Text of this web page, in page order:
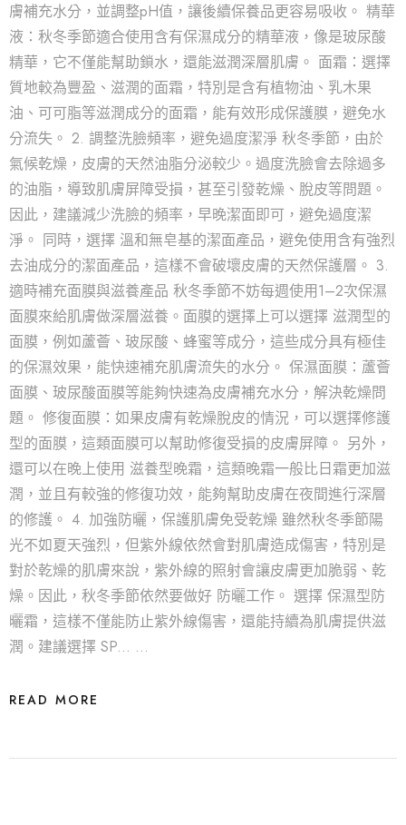
膚補充水分，並調整pH值，讓後續保養品更容易吸收。 精華
液：秋冬季節適合使用含有保濕成分的精華液，像是玻尿酸
精華，它不僅能幫助鎖水，還能滋潤深層肌膚。 面霜：選擇
質地較為豐盈、滋潤的面霜，特別是含有植物油、乳木果
油、可可脂等滋潤成分的面霜，能有效形成保護膜，避免水
分流失。 2. 調整洗臉頻率，避免過度潔淨 秋冬季節，由於
氣候乾燥，皮膚的天然油脂分泌較少。過度洗臉會去除過多
的油脂，導致肌膚屏障受損，甚至引發乾燥、脫皮等問題。
因此，建議減少洗臉的頻率，早晚潔面即可，避免過度潔
淨。 同時，選擇 溫和無皂基的潔面產品，避免使用含有強烈
去油成分的潔面產品，這樣不會破壞皮膚的天然保護層。 3.
適時補充面膜與滋養產品 秋冬季節不妨每週使用1–2次保濕
面膜來給肌膚做深層滋養。面膜的選擇上可以選擇 滋潤型的
面膜，例如蘆薈、玻尿酸、蜂蜜等成分，這些成分具有極佳
的保濕效果，能快速補充肌膚流失的水分。 保濕面膜：蘆薈
面膜、玻尿酸面膜等能夠快速為皮膚補充水分，解決乾燥問
題。 修復面膜：如果皮膚有乾燥脫皮的情況，可以選擇修護
型的面膜，這類面膜可以幫助修復受損的皮膚屏障。 另外，
還可以在晚上使用 滋養型晚霜，這類晚霜一般比日霜更加滋
潤，並且有較強的修復功效，能夠幫助皮膚在夜間進行深層
的修護。 4. 加強防曬，保護肌膚免受乾燥 雖然秋冬季節陽
光不如夏天強烈，但紫外線依然會對肌膚造成傷害，特別是
對於乾燥的肌膚來說，紫外線的照射會讓皮膚更加脆弱、乾
燥。因此，秋冬季節依然要做好 防曬工作。 選擇 保濕型防
曬霜，這樣不僅能防止紫外線傷害，還能持續為肌膚提供滋
潤。建議選擇 SP... …
READ MORE